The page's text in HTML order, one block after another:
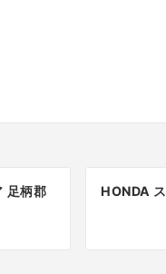
足柄郡 HONDA